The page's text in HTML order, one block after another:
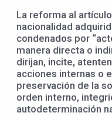
La reforma al
nacionalidad
condenados por
manera directa o
dirijan, incite,
acciones internas o
preservación de la
orden interno,
autodeterminación